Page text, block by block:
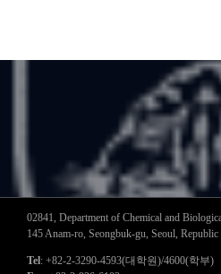
02841, Department of Chemical and
145 Anam-ro, Seongbuk-gu, Seoul,
Tel: +82-2-3290-4593(대학원)/4600(학부)